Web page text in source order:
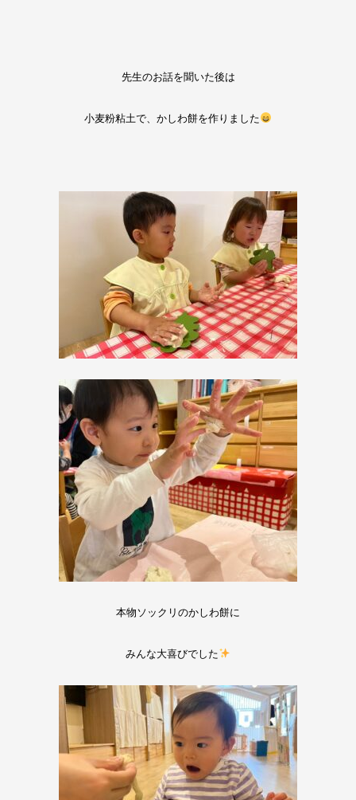
先生のお話を聞いた後は
小麦粉粘土で、かしわ餅を作りました
本物ソックリのかしわ餅に
みんな大喜びでした